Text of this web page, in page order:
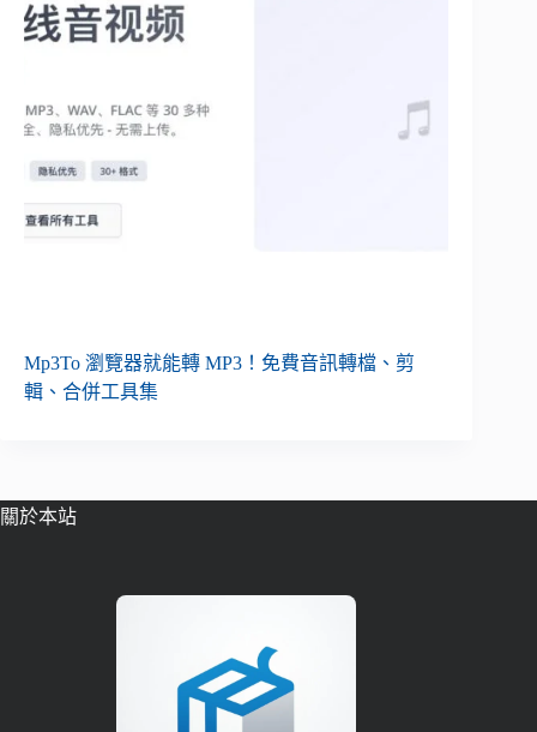
Mp3To 瀏覽器就能轉 MP3！免費音訊轉檔、剪
輯、合併工具集
關於本站